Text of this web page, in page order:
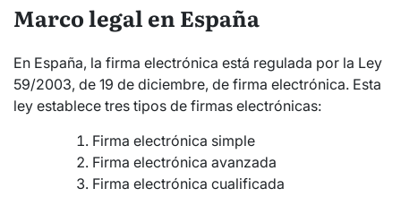
Marco legal en España
En España, la firma electrónica está regulada por la Ley
59/2003, de 19 de diciembre, de firma electrónica. Esta
ley establece tres tipos de firmas electrónicas:
Firma electrónica simple
Firma electrónica avanzada
Firma electrónica cualificada